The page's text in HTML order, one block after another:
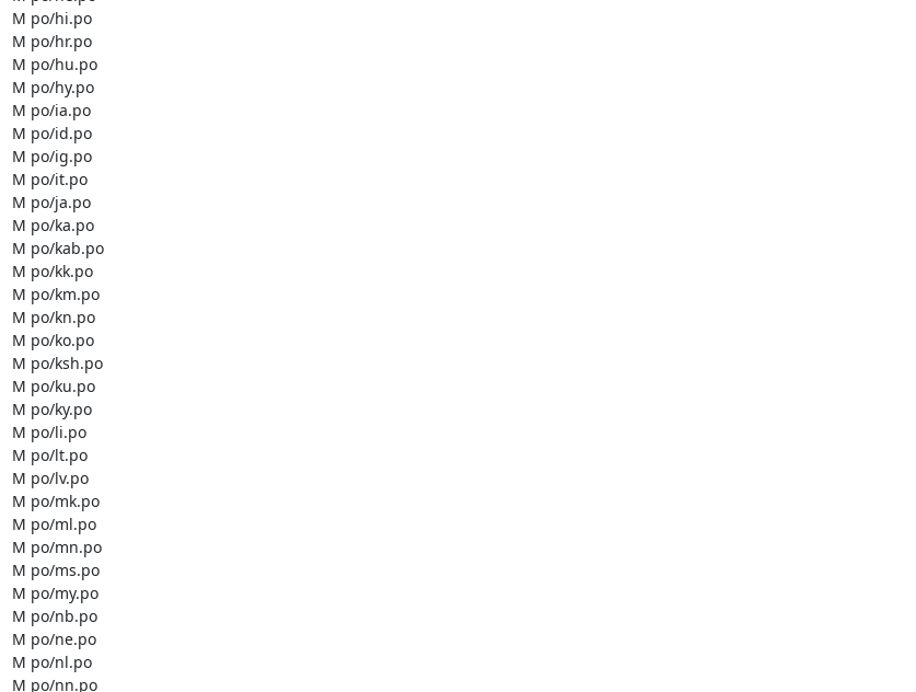
M po/hi.po
M po/hr.po
M po/hu.po
M po/hy.po
M po/ia.po
M po/id.po
M po/ig.po
M po/it.po
M po/ja.po
M po/ka.po
M po/kab.po
M po/kk.po
M po/km.po
M po/kn.po
M po/ko.po
M po/ksh.po
M po/ku.po
M po/ky.po
M po/li.po
M po/lt.po
M po/lv.po
M po/mk.po
M po/ml.po
M po/mn.po
M po/ms.po
M po/my.po
M po/nb.po
M po/ne.po
M po/nl.po
M po/nn.po